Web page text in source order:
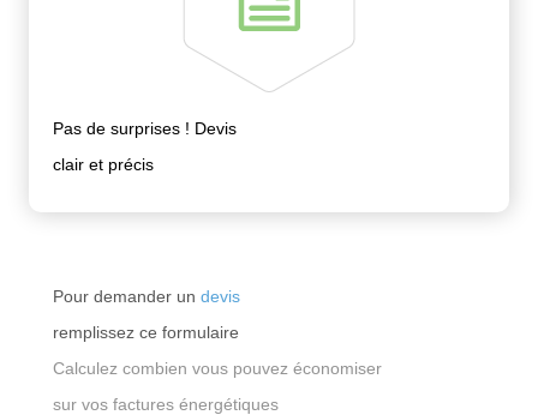
Pas de surprises ! Devis
clair et précis
Pour demander un devis
remplissez ce formulaire
Calculez combien vous pouvez économiser
sur vos factures énergétiques